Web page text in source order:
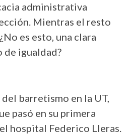
administrativa
Mientras el resto
es esto, una clara
igualdad?
barretismo en la UT,
pasó en su primera
hospital Federico Lleras.